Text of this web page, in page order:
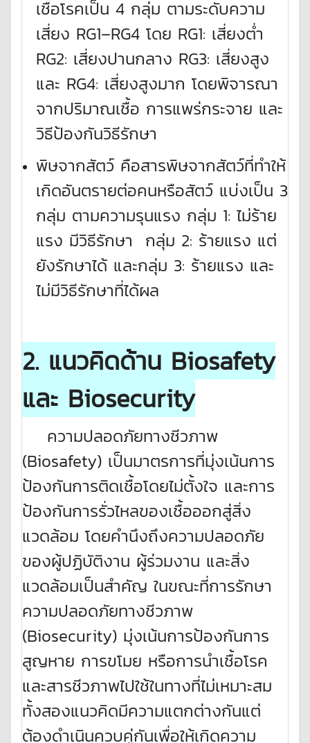
เชื้อโรคเป็น 4 กลุ่ม ตามระดับความ
เสี่ยง RG1–RG4 โดย RG1: เสี่ยงต่ำ
RG2: เสี่ยงปานกลาง RG3: เสี่ยงสูง
และ RG4: เสี่ยงสูงมาก โดยพิจารณา
จากปริมาณเชื้อ การแพร่กระจาย และ
วิธีป้องกันวิธีรักษา
พิษจากสัตว์ คือสารพิษจากสัตว์ที่ทำให้
เกิดอันตรายต่อคนหรือสัตว์ แบ่งเป็น 3
กลุ่ม ตามความรุนแรง กลุ่ม 1: ไม่ร้าย
แรง มีวิธีรักษา กลุ่ม 2: ร้ายแรง แต่
ยังรักษาได้ และกลุ่ม 3: ร้ายแรง และ
ไม่มีวิธีรักษาที่ได้ผล
2. แนวคิดด้าน Biosafety
และ Biosecurity
ความปลอดภัยทางชีวภาพ
(Biosafety) เป็นมาตรการที่มุ่งเน้นการ
ป้องกันการติดเชื้อโดยไม่ตั้งใจ และการ
ป้องกันการรั่วไหลของเชื้อออกสู่สิ่ง
แวดล้อม โดยคำนึงถึงความปลอดภัย
ของผู้ปฏิบัติงาน ผู้ร่วมงาน และสิ่ง
แวดล้อมเป็นสำคัญ ในขณะที่การรักษา
ความปลอดภัยทางชีวภาพ
(Biosecurity) มุ่งเน้นการป้องกันการ
สูญหาย การขโมย หรือการนำเชื้อโรค
และสารชีวภาพไปใช้ในทางที่ไม่เหมาะสม
ทั้งสองแนวคิดมีความแตกต่างกันแต่
ต้องดำเนินควบคู่กันเพื่อให้เกิดความ